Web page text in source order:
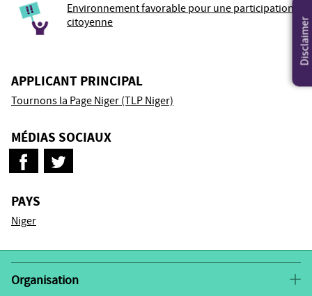
Environnement favorable pour une participation
citoyenne
APPLICANT PRINCIPAL
Tournons la Page Niger (TLP Niger)
MÉDIAS SOCIAUX
PAYS
Niger
Organisation
Disclaimer